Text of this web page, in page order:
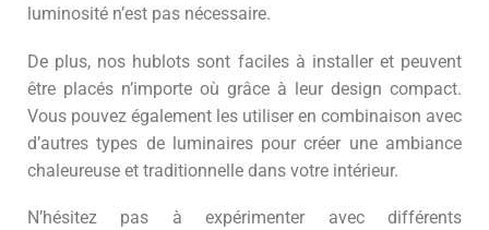
luminosité n’est pas nécessaire.
De plus, nos hublots sont faciles à installer et peuvent
être placés n’importe où grâce à leur design compact.
Vous pouvez également les utiliser en combinaison avec
d’autres types de luminaires pour créer une ambiance
chaleureuse et traditionnelle dans votre intérieur.
N’hésitez pas à expérimenter avec différents